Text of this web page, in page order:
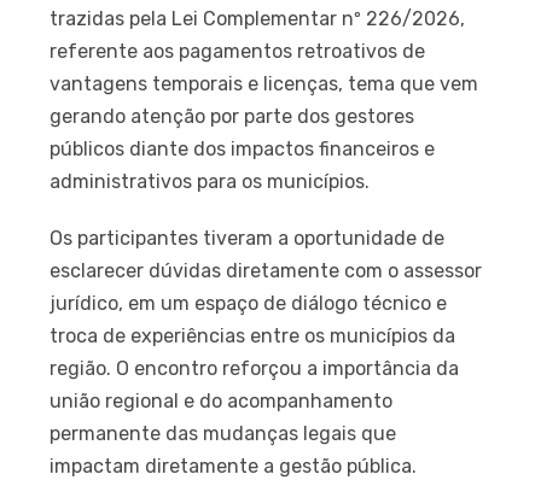
trazidas pela Lei Complementar nº 226/2026,
referente aos pagamentos retroativos de
vantagens temporais e licenças, tema que vem
gerando atenção por parte dos gestores
públicos diante dos impactos financeiros e
administrativos para os municípios.
Os participantes tiveram a oportunidade de
esclarecer dúvidas diretamente com o assessor
jurídico, em um espaço de diálogo técnico e
troca de experiências entre os municípios da
região. O encontro reforçou a importância da
união regional e do acompanhamento
permanente das mudanças legais que
impactam diretamente a gestão pública.